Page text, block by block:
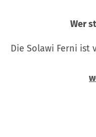
Wer
Die Solawi Ferni ist